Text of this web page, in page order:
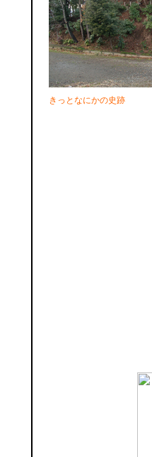
きっとなにかの史跡